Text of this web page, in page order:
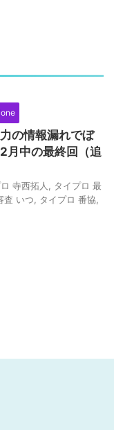
の情報漏れでぼ
月中の最終回（追
寺西拓人
タイプロ 最
査 いつ タイプロ 番協